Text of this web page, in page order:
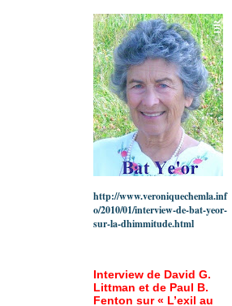
http://www.veroniquechemla.inf
o/2010/01/interview-de-bat-yeor-
sur-la-dhimmitude.html
Interview de David G.
Littman et de Paul B.
Fenton sur « L’exil au